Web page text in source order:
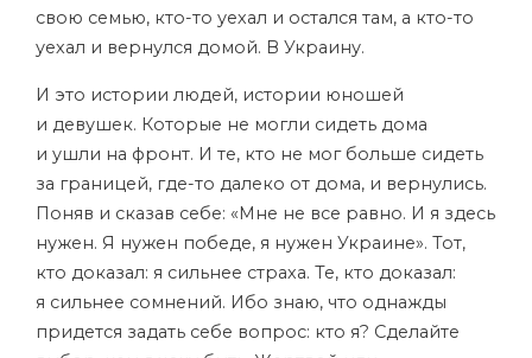
свою семью, кто-то уехал и остался там, а кто-то
уехал и вернулся домой. В Украину.
И это истории людей, истории юношей
и девушек. Которые не могли сидеть дома
и ушли на фронт. И те, кто не мог больше сидеть
за границей, где-то далеко от дома, и вернулись.
Поняв и сказав себе: «Мне не все равно. И я здесь
нужен. Я нужен победе, я нужен Украине». Тот,
кто доказал: я сильнее страха. Те, кто доказал:
я сильнее сомнений. Ибо знаю, что однажды
придется задать себе вопрос: кто я? Сделайте